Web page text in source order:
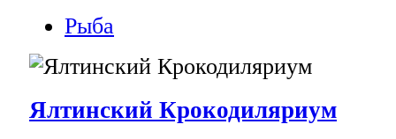
Рыба
Ялтинский Крокодиляриум